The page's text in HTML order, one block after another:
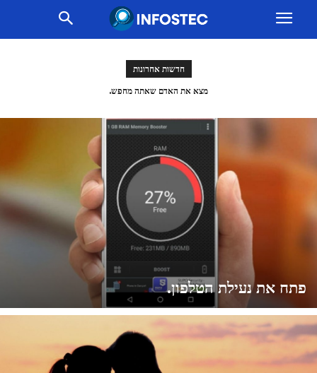
חדשות אחרונות
צורכים פחות אינטרנט
פתח את נעילת הטלפון.